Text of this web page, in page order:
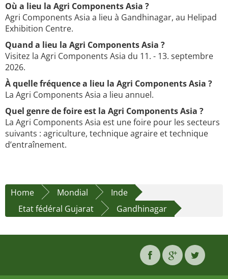
Où a lieu la Agri Components Asia ?
Agri Components Asia a lieu à Gandhinagar, au Helipad
Exhibition Centre.
Quand a lieu la Agri Components Asia ?
Visitez la Agri Components Asia du 11. - 13. septembre
2026.
À quelle fréquence a lieu la Agri Components Asia ?
La Agri Components Asia a lieu annuel.
Quel genre de foire est la Agri Components Asia ?
La Agri Components Asia est une foire pour les secteurs
suivants : agriculture, technique agraire et technique
d’entraînement.
Home Mondial
Inde
Etat fédéral Gujarat
Gandhinagar